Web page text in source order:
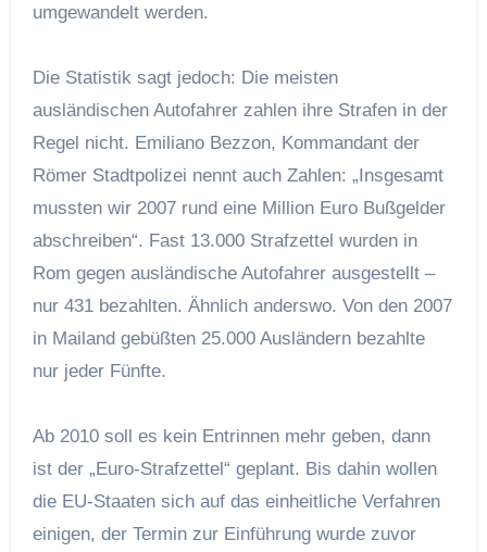
umgewandelt werden.
Die Statistik sagt jedoch: Die meisten
ausländischen Autofahrer zahlen ihre Strafen in der
Regel nicht. Emiliano Bezzon, Kommandant der
Römer Stadtpolizei nennt auch Zahlen: „Insgesamt
mussten wir 2007 rund eine Million Euro Bußgelder
abschreiben“. Fast 13.000 Strafzettel wurden in
Rom gegen ausländische Autofahrer ausgestellt –
nur 431 bezahlten. Ähnlich anderswo. Von den 2007
in Mailand gebüßten 25.000 Ausländern bezahlte
nur jeder Fünfte.
Ab 2010 soll es kein Entrinnen mehr geben, dann
ist der „Euro-Strafzettel“ geplant. Bis dahin wollen
die EU-Staaten sich auf das einheitliche Verfahren
einigen, der Termin zur Einführung wurde zuvor